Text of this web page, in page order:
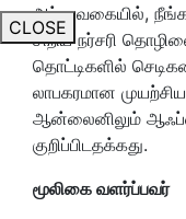
CLOSE
அந்த வகையில்,
சிறிய நர்சரி
தொட்டிகளில்
லாபகரமான
ஆன்லைனிலும்
குறிப்பிடதக்கது.
மூலிகை வளர்ப்பவர்